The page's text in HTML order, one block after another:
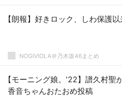
【朗報】好きロック、しわ保護
NOGIVIOLA＠乃木坂46まとめ
【モーニング娘。'22】譜久村聖
香音ちゃんおたおめ投稿